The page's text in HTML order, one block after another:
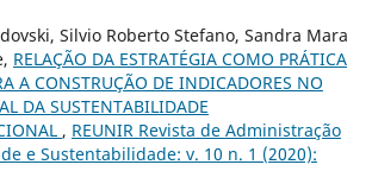
Silvio Roberto Stefano, Sandra Mara
RELAÇÃO DA ESTRATÉGIA COMO PRÁTICA
A CONSTRUÇÃO DE INDICADORES NO
DA SUSTENTABILIDADE
, REUNIR Revista de Administração
e Sustentabilidade: v. 10 n. 1 (2020):